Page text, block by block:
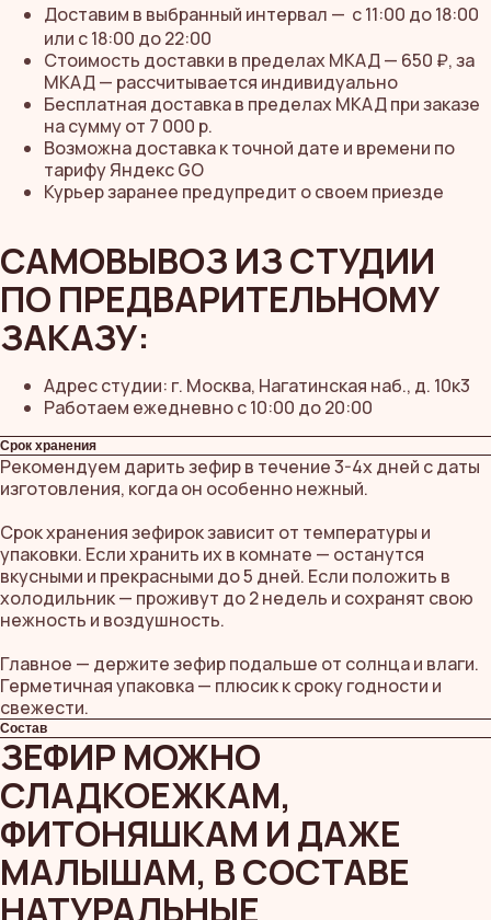
Доставим в выбранный интервал — с 11:00 до 18:00
или с 18:00 до 22:00
Стоимость доставки в пределах МКАД — 650 ₽, за
МКАД — рассчитывается индивидуально
Бесплатная доставка в пределах МКАД при заказе
на сумму от 7 000 р.
Возможна доставка к точной дате и времени по
тарифу Яндекс GO
Курьер заранее предупредит о своем приезде
САМОВЫВОЗ ИЗ СТУДИИ
ПО ПРЕДВАРИТЕЛЬНОМУ
ЗАКАЗУ:
Адрес студии: г. Москва, Нагатинская наб., д. 10к3
Работаем ежедневно с 10:00 до 20:00
Срок хранения
Рекомендуем дарить зефир в течение 3-4х дней с даты
изготовления, когда он особенно нежный.
Срок хранения зефирок зависит от температуры и
упаковки. Если хранить их в комнате — останутся
вкусными и прекрасными до 5 дней. Если положить в
холодильник — проживут до 2 недель и сохранят свою
нежность и воздушность.
Главное — держите зефир подальше от солнца и влаги.
Герметичная упаковка — плюсик к сроку годности и
свежести.
Состав
ЗЕФИР МОЖНО
СЛАДКОЕЖКАМ,
ФИТОНЯШКАМ И ДАЖЕ
МАЛЫШАМ, В СОСТАВЕ
НАТУРАЛЬНЫЕ